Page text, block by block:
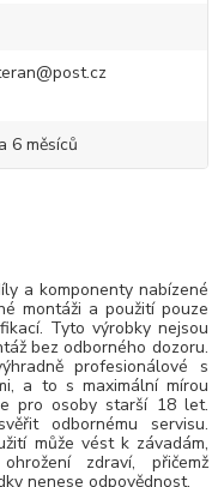
6 měsíců
a komponenty nabízené
montáži a použití pouze
Tyto výrobky nejsou
bez odborného dozoru.
profesionálové s
a to s maximální mírou
pro osoby starší 18 let.
odbornému servisu.
může vést k závadám,
zdraví, přičemž
nenese odpovědnost.